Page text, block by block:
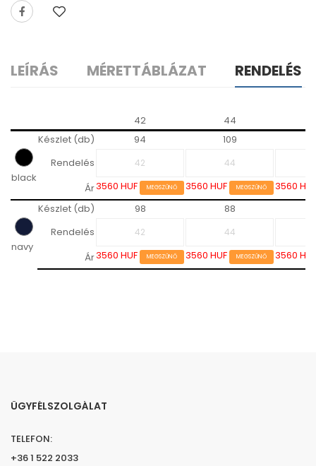
LEÍRÁS MÉRETTÁBLÁZAT RENDELÉS
42 44
black
Készlet (db) 94 109
Rendelés
Ár3560 HUF MEGSZŰNŐ 3560 HUF MEGSZŰNŐ 3560
navy
Készlet (db) 98 88
Rendelés
Ár3560 HUF MEGSZŰNŐ 3560 HUF MEGSZŰNŐ 3560
ÜGYFÉLSZOLGÁLAT
TELEFON:
+36 1 522 2033